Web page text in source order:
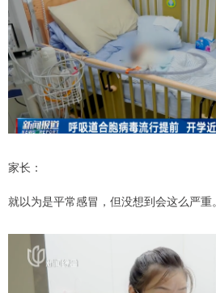
家长：
就以为是平常感冒，但没想到会这么严重。